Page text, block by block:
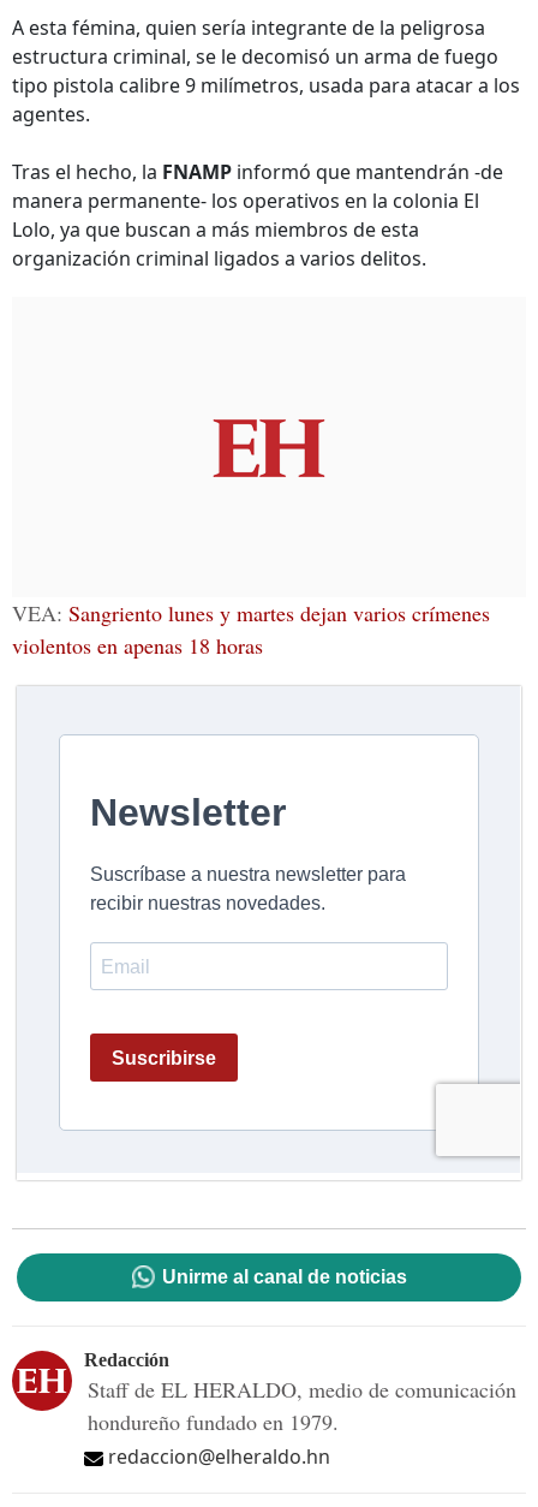
A esta fémina, quien sería integrante de la peligrosa
estructura criminal, se le decomisó un arma de fuego
tipo pistola calibre 9 milímetros, usada para atacar a los
agentes.
Tras el hecho, la FNAMP informó que mantendrán -de
manera permanente- los operativos en la colonia El
Lolo, ya que buscan a más miembros de esta
organización criminal ligados a varios delitos.
VEA: Sangriento lunes y martes dejan varios crímenes
violentos en apenas 18 horas
Unirme al canal de noticias
Redacción
Staff de EL HERALDO, medio de comunicación
hondureño fundado en 1979.
redaccion@elheraldo.hn